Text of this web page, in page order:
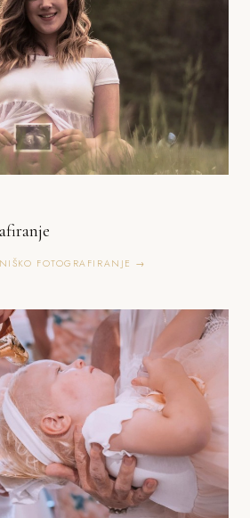
FOTOGRAFIRANJE →